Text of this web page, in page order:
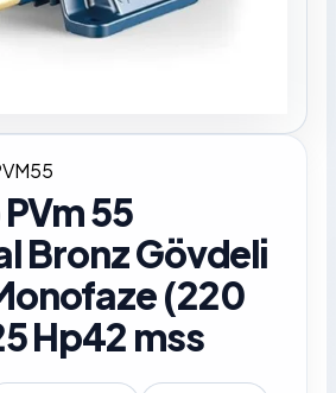
55
Bronz Gövdeli
(220
Hp42 mss